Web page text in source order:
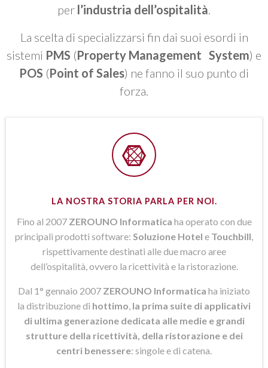
per l’industria dell’ospitalità
La scelta di specializzarsi fin dai suoi esordi in
sistemi PMS (Property Management System) e
POS (Point of Sales) ne fanno il suo punto di
forza.
LA NOSTRA STORIA PARLA PER NOI.
Fino al 2007 ZEROUNO Informatica ha operato con due
principali prodotti software: Soluzione Hotel e Touchbill
rispettivamente destinati alle due macro aree
dell’ospitalità, ovvero la ricettività e la ristorazione.
Dal 1° gennaio 2007 ZEROUNO Informatica ha iniziato
la distribuzione di hottimo la prima suite di applicativi
di ultima generazione dedicata alle medie e grandi
strutture della ricettività, della ristorazione e dei
centri benessere: singole e di catena.